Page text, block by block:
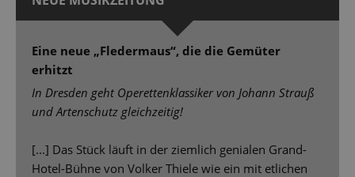
Eine neue „Fledermaus“, die die Gemüter
erhitzt
In Dresden geht Operettenklassiker von Johann Strauß
und Artenschutz gleichzeitig!
[...] Das Stück läuft in der ziemlich genialen Grand-
Hotel-Bühne von Volker Thiele wie ein mit etlichen